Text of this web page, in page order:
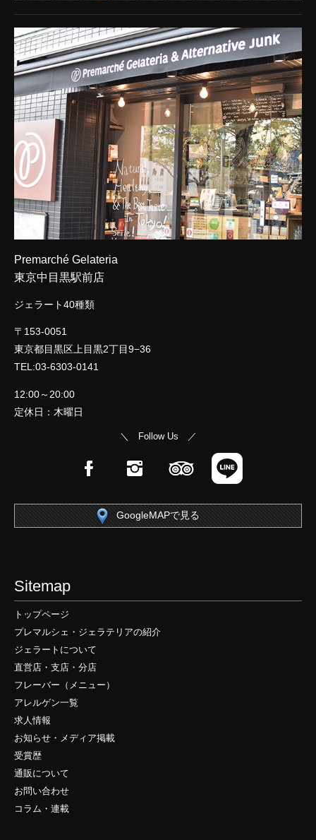
Premarché Gelateria
東京中目黒駅前店
ジェラート40種類
〒153-0051
東京都目黒区上目黒2丁目9−36
TEL:03-6303-0141
12:00～20:00
定休日：木曜日
＼ Follow Us ／
FacebookInstagramTripAdvisor
GoogleMAPで見る
Sitemap
トップページ
プレマルシェ・ジェラテリアの紹介
ジェラートについて
直営店・支店・分店
フレーバー（メニュー）
アレルゲン一覧
求人情報
お知らせ・メディア掲載
受賞歴
通販について
お問い合わせ
コラム・連載